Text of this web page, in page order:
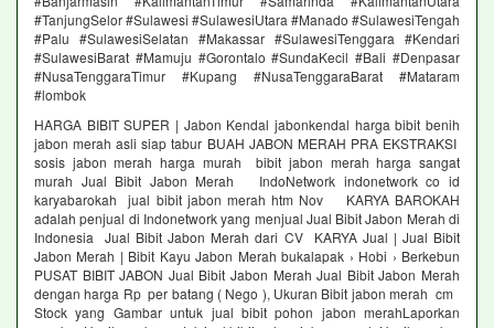
#TanjungSelor #Sulawesi #SulawesiUtara #Manado #SulawesiTengah
#Palu #SulawesiSelatan #Makassar #SulawesiTenggara #Kendari
#SulawesiBarat #Mamuju #Gorontalo #SundaKecil #Bali #Denpasar
#NusaTenggaraTimur #Kupang #NusaTenggaraBarat #Mataram
#lombok
HARGA BIBIT SUPER | Jabon Kendal jabonkendal harga bibit benih
jabon merah asli siap tabur BUAH JABON MERAH PRA EKSTRAKSI
sosis jabon merah harga murah bibit jabon merah harga sangat
murah Jual Bibit Jabon Merah IndoNetwork indonetwork co id
karyabarokah jual bibit jabon merah htm Nov KARYA BAROKAH
adalah penjual di Indonetwork yang menjual Jual Bibit Jabon Merah di
Indonesia Jual Bibit Jabon Merah dari CV KARYA Jual | Jual Bibit
Jabon Merah | Bibit Kayu Jabon Merah bukalapak › Hobi › Berkebun
PUSAT BIBIT JABON Jual Bibit Jabon Merah Jual Bibit Jabon Merah
dengan harga Rp per batang ( Nego ), Ukuran Bibit jabon merah cm
Stock yang Gambar untuk jual bibit pohon jabon merahLaporkan